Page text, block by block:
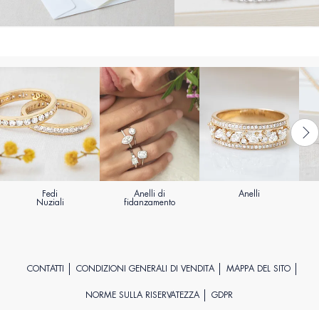
Fedi
Nuziali
Anelli di
fidanzamento
Anelli
CONTATTI CONDIZIONI GENERALI DI VENDITA MAPPA DEL SITO
NORME SULLA RISERVATEZZA GDPR